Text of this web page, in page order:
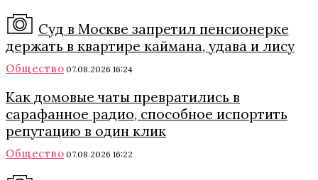
Суд в Москве запретил пенсионерке
держать в квартире каймана, удава и лису
Общество 07.08.2026 16:24
Как домовые чаты превратились в
сарафанное радио, способное испортить
репутацию в один клик
Общество 07.08.2026 16:22